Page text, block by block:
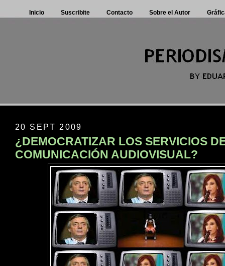
Inicio Suscribite Contacto Sobre el Autor
20 SEPT 2009
¿DEMOCRATIZAR LOS SERVICIOS
COMUNICACIÓN AUDIOVISUAL?